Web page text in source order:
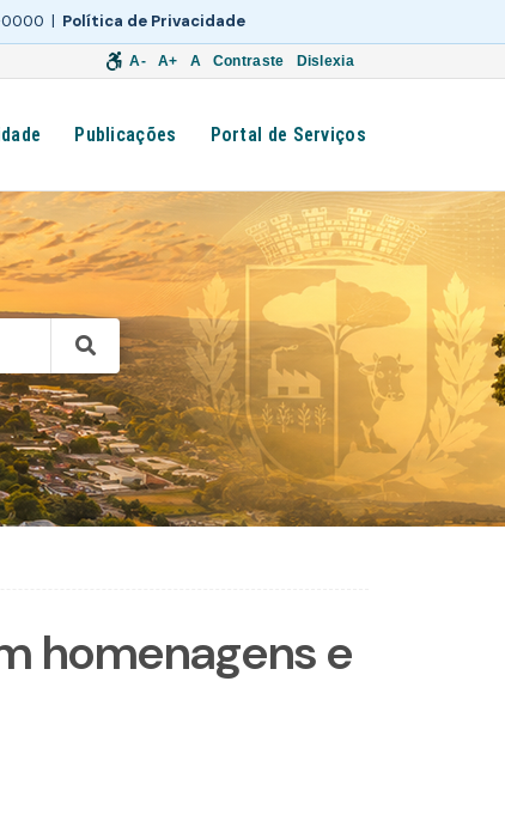
0000 | Política de Privacidade
A- A+ A Contraste Dislexia
Publicações Portal de Serviços
homenagens e